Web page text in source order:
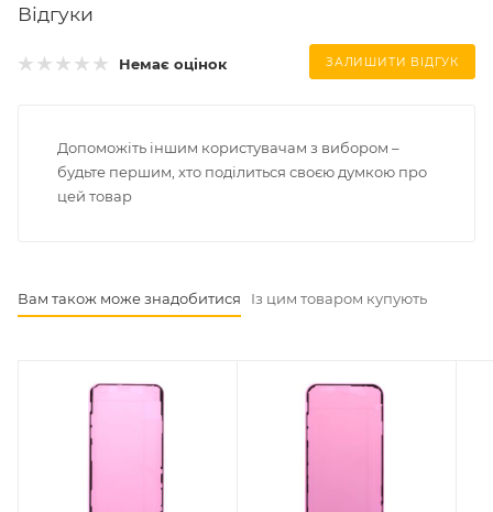
Відгуки
Немає оцінок ЗАЛИШИТИ ВІДГУК
Допоможіть іншим користувачам з вибором –
будьте першим, хто поділиться своєю думкою про
цей товар
Вам також може знадобитися Із цим товаром купують